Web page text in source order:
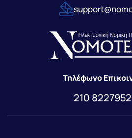
Τηλέφωνο
210 8227952